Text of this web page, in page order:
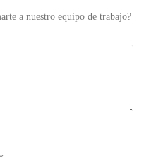
a nuestro equipo de trabajo?